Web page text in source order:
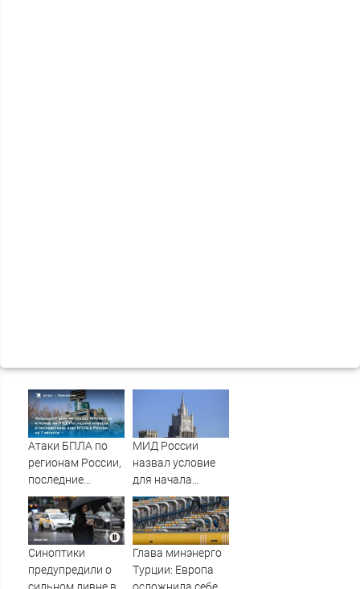
Атаки БПЛА по
регионам России,
последние
новости на 7
августа 2026:
последствия,
атаки на склады
МИД России
назвал условие
для начала
переговоров о
мире с Украиной
Синоптики
предупредили о
Глава минэнерго
Турции: Европа